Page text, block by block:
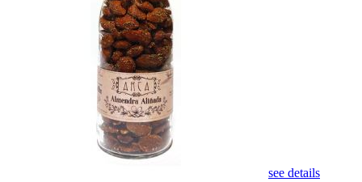
see details